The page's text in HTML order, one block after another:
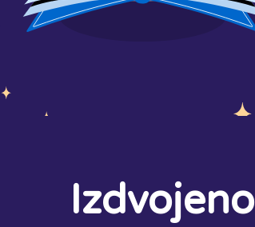
Izdvojeno